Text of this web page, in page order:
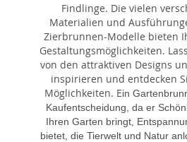
Findlinge. Die vielen
Materialien und
Zierbrunnen-Modelle bieten
Gestaltungsmöglichkeiten.
von den attraktiven Designs
inspirieren und entdecken
Möglichkeiten. Ein
Kaufentscheidung, da er
Ihren Garten bringt,
bietet, die Tierwelt und Natur